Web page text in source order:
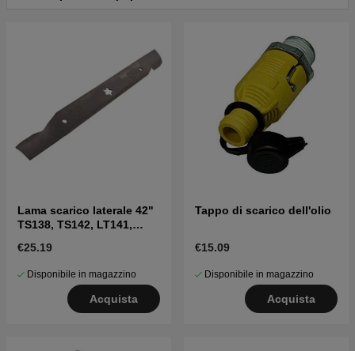
Clicca qui per il catalogo ricambi di Husqvarna
YT150 2001-09 (HEYT155H)
Clicca qui per il catalogo ricambi di Husqvarna
YT150 2001-09 (HEYT155J)
Clicca qui per il catalogo ricambi di Husqvarna
Clicca qui per il catalogo ricambi di Husqvarna
YT150 1996-01 (HEYT150A, 954820031)
Lama scarico laterale 42"
TS138, TS142, LT141,
€25.19
Disponibile in magazzino
Acquista
Tappo di scarico dell'olio
€15.09
Disponibile in magazzino
Acquista